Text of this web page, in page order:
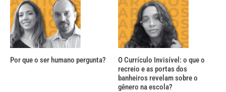
Por que o ser humano pergunta?
O Currículo Invisível: o que o
recreio e as portas dos
banheiros revelam sobre o
gênero na escola?